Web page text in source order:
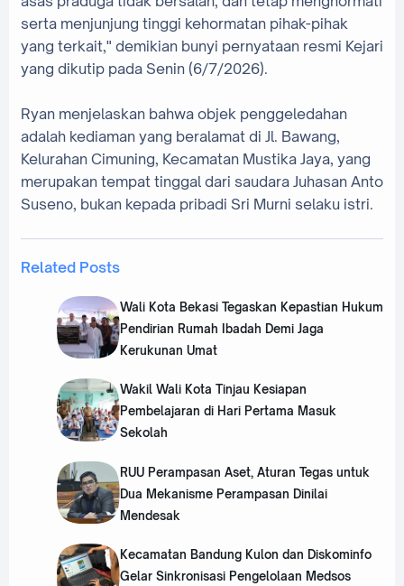
serta menjunjung tinggi kehormatan pihak-pihak
yang terkait," demikian bunyi pernyataan resmi Kejari
yang dikutip pada Senin (6/7/2026).
‎Ryan menjelaskan bahwa objek penggeledahan
adalah kediaman yang beralamat di Jl. Bawang,
Kelurahan Cimuning, Kecamatan Mustika Jaya, yang
merupakan tempat tinggal dari saudara Juhasan Anto
Suseno, bukan kepada pribadi Sri Murni selaku istri.
Related Posts
Wali Kota Bekasi Tegaskan Kepastian Hukum
Pendirian Rumah Ibadah Demi Jaga
Kerukunan Umat
‎Wakil Wali Kota Tinjau Kesiapan
Pembelajaran di Hari Pertama Masuk
Sekolah
RUU Perampasan Aset, Aturan Tegas untuk
Dua Mekanisme Perampasan Dinilai
Mendesak
Kecamatan Bandung Kulon dan Diskominfo
Gelar Sinkronisasi Pengelolaan Medsos